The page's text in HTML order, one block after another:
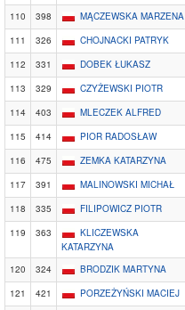
110
398 MĄCZEWSKA MARZENA
111
326 CHOJNACKI PATRYK
112
331 DOBEK ŁUKASZ
113
329 CZYŻEWSKI PIOTR
114
403 MLECZEK ALFRED
115
414 PIOR RADOSŁAW
116
475 ZEMKA KATARZYNA
117
391 MALINOWSKI MICHAŁ
118
335 FILIPOWICZ PIOTR
119
363
KLICZEWSKA
KATARZYNA
120 324 BRODZIK MARTYNA
121
421 PORZEŻYŃSKI MACIEJ